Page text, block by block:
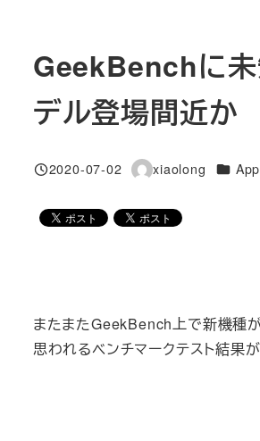
GeekBenchに
デル登場間近か
投稿日
2020-07-02
著
xiaolong カテゴ
またまたGeekBench上で新機種
思われるベンチマークテスト結果